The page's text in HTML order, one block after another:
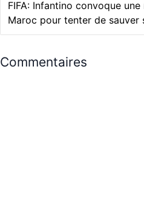
FIFA: Infantino convoque une
Maroc pour tenter de sauver
Commentaires